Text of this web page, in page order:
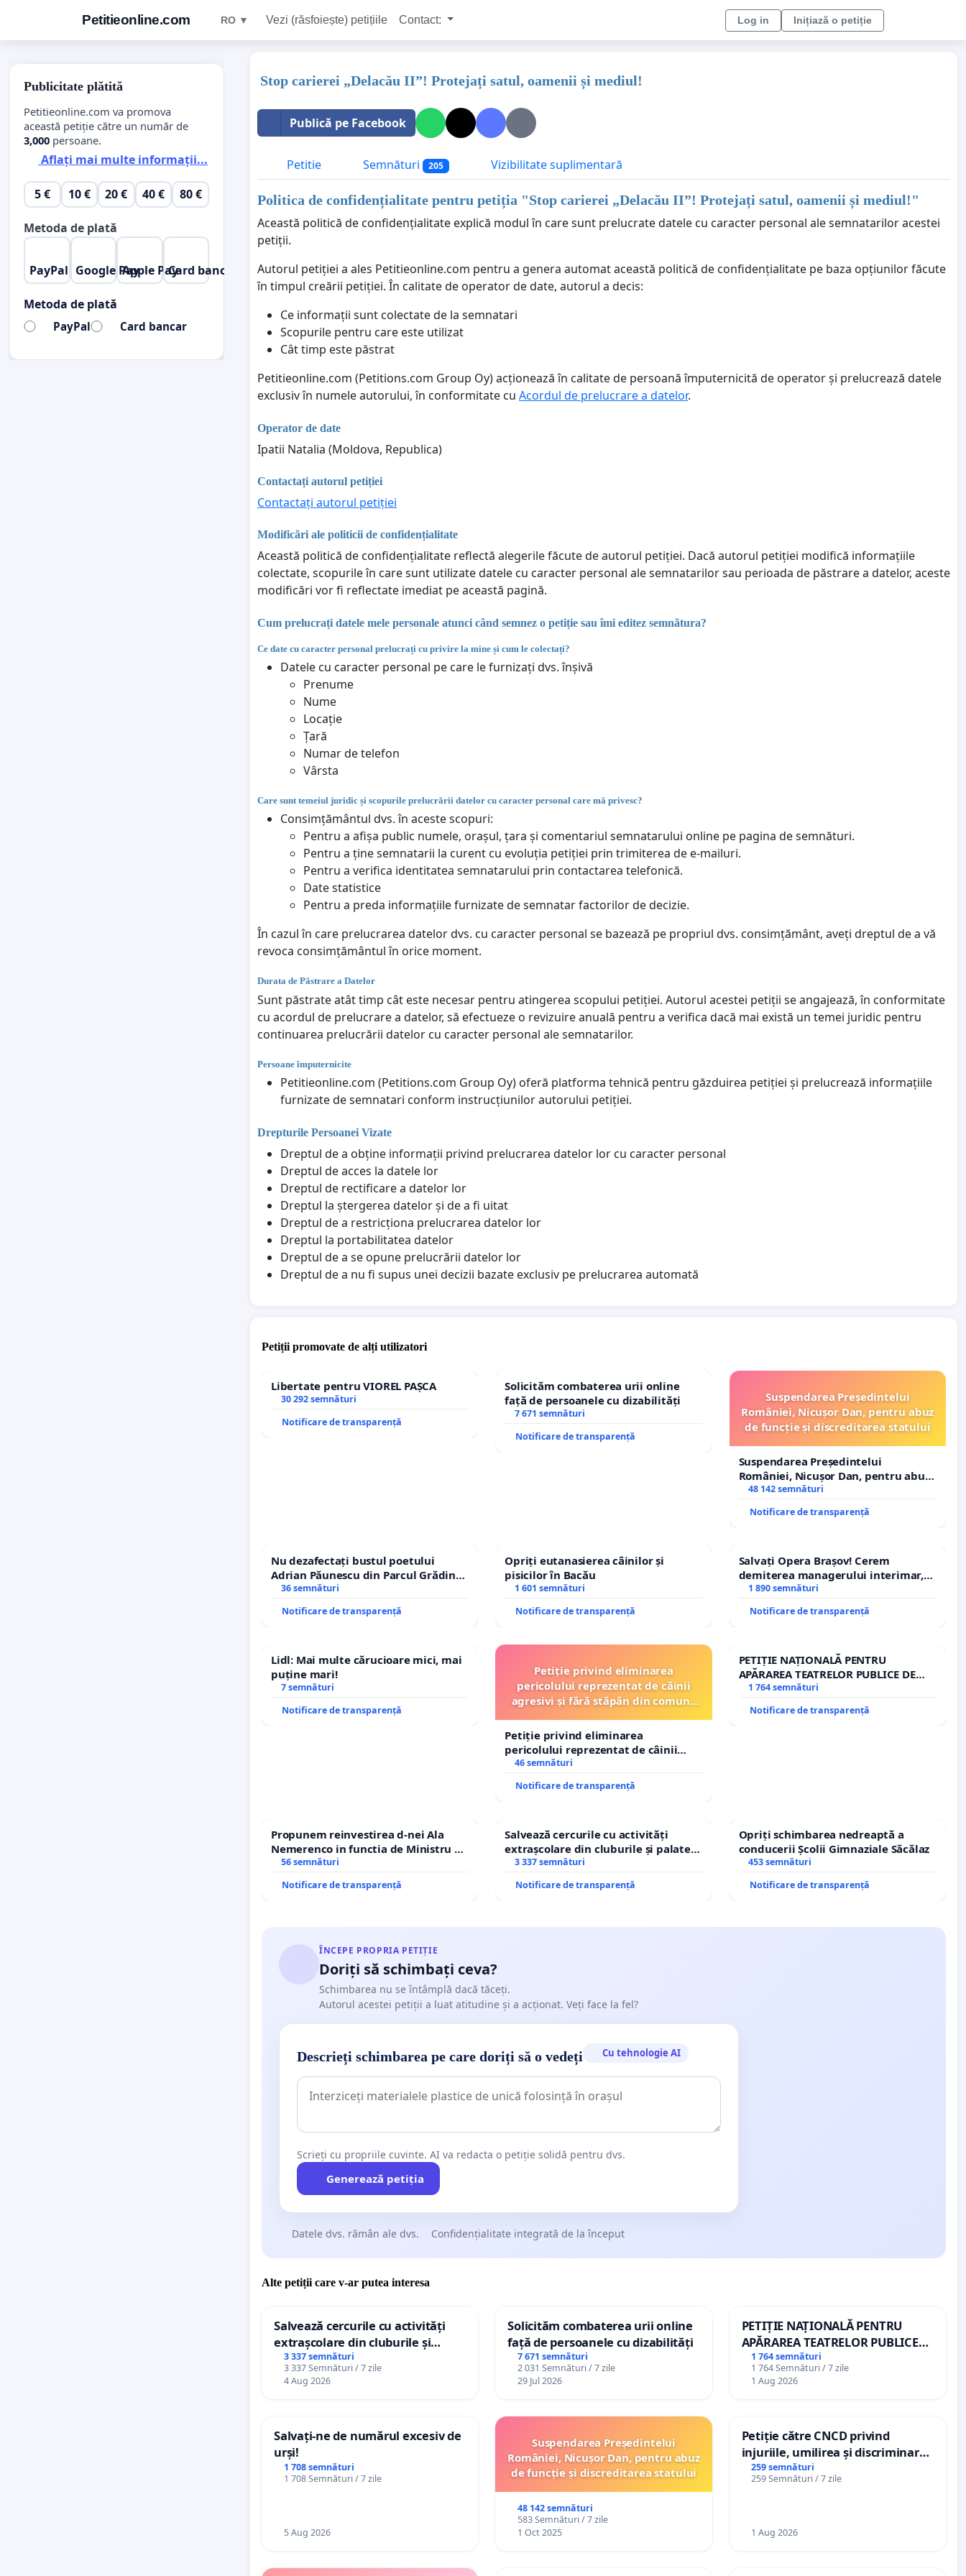
Petitieonline.com RO ▼ Vezi (răsfoiește) petițiile Contact: Log in Inițiază o petiție
Stop carierei „Delacău II”! Protejați satul, oamenii și mediul!
Publică pe Facebook
Petitie Semnături 205 Vizibilitate suplimentară
Politica de confidențialitate pentru petiția "Stop carierei „Delacău II”! Protejați satul, oamenii și mediul!"
Această politică de confidențialitate explică modul în care sunt prelucrate datele cu caracter personal ale semnatarilor acestei
petiții.
Autorul petiției a ales Petitieonline.com pentru a genera automat această politică de confidențialitate pe baza opțiunilor făcute
în timpul creării petiției. În calitate de operator de date, autorul a decis:
Ce informații sunt colectate de la semnatari
Scopurile pentru care este utilizat
Cât timp este păstrat
Petitieonline.com (Petitions.com Group Oy) acționează în calitate de persoană împuternicită de operator și prelucrează datele
exclusiv în numele autorului, în conformitate cu Acordul de prelucrare a datelor.
Operator de date
Ipatii Natalia (Moldova, Republica)
Contactați autorul petiției
Contactați autorul petiției
Modificări ale politicii de confidențialitate
Această politică de confidențialitate reflectă alegerile făcute de autorul petiției. Dacă autorul petiției modifică informațiile
colectate, scopurile în care sunt utilizate datele cu caracter personal ale semnatarilor sau perioada de păstrare a datelor, aceste
modificări vor fi reflectate imediat pe această pagină.
Cum prelucrați datele mele personale atunci când semnez o petiție sau îmi editez semnătura?
Ce date cu caracter personal prelucrați cu privire la mine și cum le colectați?
Datele cu caracter personal pe care le furnizați dvs. înșivă
Prenume
Nume
Locație
Țară
Numar de telefon
Vârsta
Care sunt temeiul juridic și scopurile prelucrării datelor cu caracter personal care mă privesc?
Consimțământul dvs. în aceste scopuri:
Pentru a afișa public numele, orașul, țara și comentariul semnatarului online pe pagina de semnături.
Pentru a ține semnatarii la curent cu evoluția petiției prin trimiterea de e-mailuri.
Pentru a verifica identitatea semnatarului prin contactarea telefonică.
Date statistice
Pentru a preda informațiile furnizate de semnatar factorilor de decizie.
În cazul în care prelucrarea datelor dvs. cu caracter personal se bazează pe propriul dvs. consimțământ, aveți dreptul de a vă
revoca consimțământul în orice moment.
Durata de Păstrare a Datelor
Sunt păstrate atât timp cât este necesar pentru atingerea scopului petiției. Autorul acestei petiții se angajează, în conformitate
cu acordul de prelucrare a datelor, să efectueze o revizuire anuală pentru a verifica dacă mai există un temei juridic pentru
continuarea prelucrării datelor cu caracter personal ale semnatarilor.
Persoane împuternicite
Petitieonline.com (Petitions.com Group Oy) oferă platforma tehnică pentru găzduirea petiției și prelucrează informațiile
furnizate de semnatari conform instrucțiunilor autorului petiției.
Drepturile Persoanei Vizate
Dreptul de a obține informații privind prelucrarea datelor lor cu caracter personal
Dreptul de acces la datele lor
Dreptul de rectificare a datelor lor
Dreptul la ștergerea datelor și de a fi uitat
Dreptul de a restricționa prelucrarea datelor lor
Dreptul la portabilitatea datelor
Dreptul de a se opune prelucrării datelor lor
Dreptul de a nu fi supus unei decizii bazate exclusiv pe prelucrarea automată
Petiții promovate de alți utilizatori
Libertate pentru VIOREL PAȘCA
30 292 semnături
Notificare de transparență
Solicităm combaterea urii online
față de persoanele cu dizabilități
7 671 semnături
Notificare de transparență
Suspendarea Președintelui
României, Nicușor Dan, pentru abuz
de funcție și discreditarea statului
Suspendarea Președintelui
României, Nicușor Dan, pentru abuz
de funcție și discreditarea statului
48 142 semnături
Notificare de transparență
Nu dezafectați bustul poetului
Adrian Păunescu din Parcul Grădina
Icoanei! Stop cenzurii culturale!
36 semnături
Notificare de transparență
Opriți eutanasierea câinilor și
pisicilor în Bacău
1 601 semnături
Notificare de transparență
Salvați Opera Brașov! Cerem
demiterea managerului interimar,
Petrean Lucian-Marius!
1 890 semnături
Notificare de transparență
Lidl: Mai multe cărucioare mici, mai
puține mari!
7 semnături
Notificare de transparență
Petiție privind eliminarea
pericolului reprezentat de câinii
agresivi și fără stăpân din comuna
Petiție privind eliminarea
pericolului reprezentat de câinii
agresivi și fără stăpân din comuna
Tunari
46 semnături
Notificare de transparență
PETIȚIE NAȚIONALĂ PENTRU
APĂRAREA TEATRELOR PUBLICE DE
REPERTORIU DIN ROMÂNIA
1 764 semnături
Notificare de transparență
Propunem reinvestirea d-nei Ala
Nemerenco in functia de Ministru al
Sanatatii
56 semnături
Notificare de transparență
Salvează cercurile cu activități
extrașcolare din cluburile și palatele
copiilor
3 337 semnături
Notificare de transparență
Opriți schimbarea nedreaptă a
conducerii Școlii Gimnaziale Săcălaz
453 semnături
Notificare de transparență
ÎNCEPE PROPRIA PETIȚIE
Doriți să schimbați ceva?
Schimbarea nu se întâmplă dacă tăceți.
Autorul acestei petiții a luat atitudine și a acționat. Veți face la fel?
Descrieți schimbarea pe care doriți să o vedeți Cu tehnologie AI
Scrieți cu propriile cuvinte. AI va redacta o petiție solidă pentru dvs.
Generează petiția
Datele dvs. rămân ale dvs. Confidențialitate integrată de la început
Alte petiții care v-ar putea interesa
Salvează cercurile cu activități
extrașcolare din cluburile și
palatele copiilor
3 337 semnături
3 337 Semnături / 7 zile
4 Aug 2026
Solicităm combaterea urii online
față de persoanele cu dizabilități
7 671 semnături
2 031 Semnături / 7 zile
29 Jul 2026
PETIȚIE NAȚIONALĂ PENTRU
APĂRAREA TEATRELOR PUBLICE
DE REPERTORIU DIN ROMÂNIA
1 764 semnături
1 764 Semnături / 7 zile
1 Aug 2026
Salvați-ne de numărul excesiv de
urși!
1 708 semnături
1 708 Semnături / 7 zile
5 Aug 2026
Suspendarea Președintelui
României, Nicușor Dan, pentru abuz
de funcție și discreditarea statului
48 142 semnături
583 Semnături / 7 zile
1 Oct 2025
Petiție către CNCD privind
injuriile, umilirea și discriminarea
persoanelor cu dizabilități de
către utilizatorul TikTok „Gorici”
259 semnături
259 Semnături / 7 zile
1 Aug 2026
Publicitate plătită
Petitieonline.com va promova
această petiție către un număr de
3,000 persoane.
Aflați mai multe informații...
5 € 10 € 20 € 40 € 80 €
Metoda de plată
PayPal Google PayApple PayCard bancar
Metoda de plată
PayPal Card bancar